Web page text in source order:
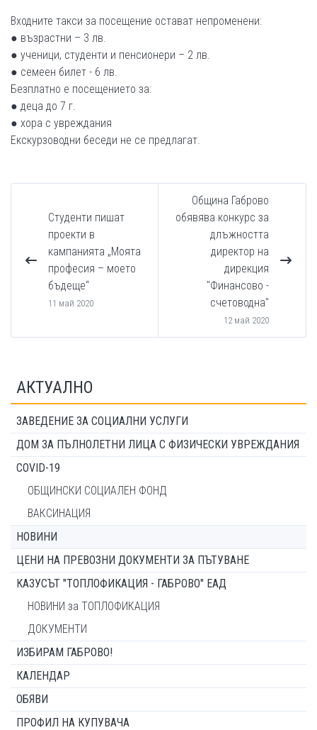
Входните такси за посещение остават непроменени:
● възрастни – 3 лв.
● ученици, студенти и пенсионери – 2 лв.
● семеен билет - 6 лв.
Безплатно е посещението за:
● деца до 7 г.
● хора с увреждания
Екскурзоводни беседи не се предлагат.
Студенти пишат
проекти в
кампанията „Моята
професия – моето
бъдеще“
11 май 2020
Община Габрово
обявява конкурс за
длъжността
директор на
дирекция
"Финансово -
счетоводна"
12 май 2020
АКТУАЛНО
ЗАВЕДЕНИЕ ЗА СОЦИАЛНИ УСЛУГИ
ДОМ ЗА ПЪЛНОЛЕТНИ ЛИЦА С ФИЗИЧЕСКИ УВРЕЖДАНИЯ
COVID-19
ОБЩИНСКИ СОЦИАЛЕН ФОНД
ВАКСИНАЦИЯ
НОВИНИ
ЦЕНИ НА ПРЕВОЗНИ ДОКУМЕНТИ ЗА ПЪТУВАНЕ
КАЗУСЪТ "ТОПЛОФИКАЦИЯ - ГАБРОВО" ЕАД
НОВИНИ за ТОПЛОФИКАЦИЯ
ДОКУМЕНТИ
ИЗБИРАМ ГАБРОВО!
КАЛЕНДАР
ОБЯВИ
ПРОФИЛ НА КУПУВАЧА